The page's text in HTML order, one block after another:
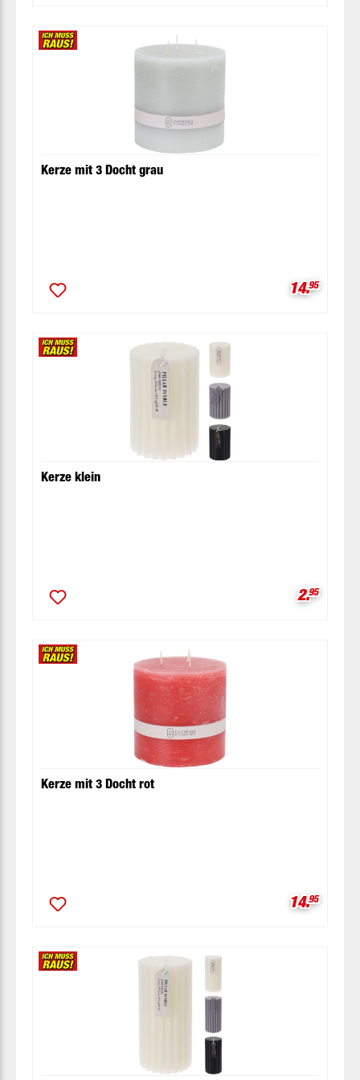
Kerze mit 3 Docht grau
14.95
Kerze klein
2.95
Kerze mit 3 Docht rot
14.95